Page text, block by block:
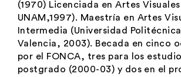
(1970) Licenciada en Artes Visuales
UNAM,1997). Maestría en Artes
Intermedia (Universidad
Valencia, 2003). Becada en cinco
por el FONCA, tres para los
postgrado (2000-03) y dos en el